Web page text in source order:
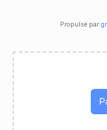
Propulsé par